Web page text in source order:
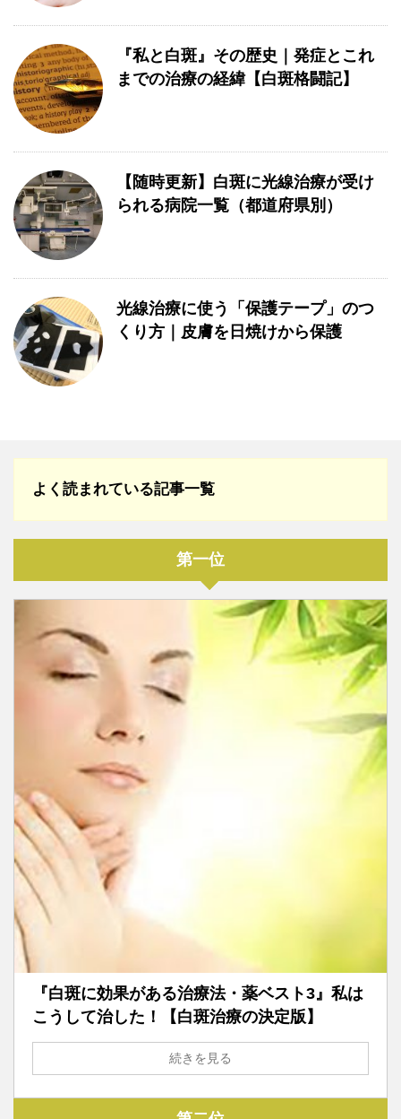
『私と白斑』その歴史｜発症とこれ
までの治療の経緯【白斑格闘記】
【随時更新】白斑に光線治療が受け
られる病院一覧（都道府県別）
光線治療に使う「保護テープ」のつ
くり方｜皮膚を日焼けから保護
よく読まれている記事一覧
第一位
『白斑に効果がある治療法・薬ベスト3』私は
こうして治した！【白斑治療の決定版】
続きを見る